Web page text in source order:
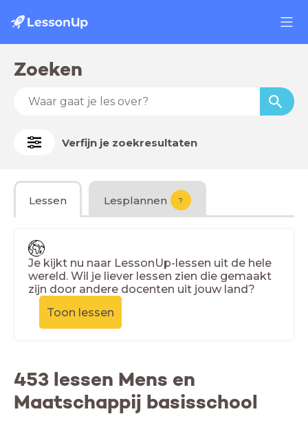
Zoeken
Verfijn je zoekresultaten
Lessen Lesplannen ?
Je kijkt nu naar LessonUp-lessen uit de hele
wereld. Wil je liever lessen zien die gemaakt
zijn door andere docenten uit jouw land?
Toon lessen
453 lessen Mens en
Maatschappij basisschool